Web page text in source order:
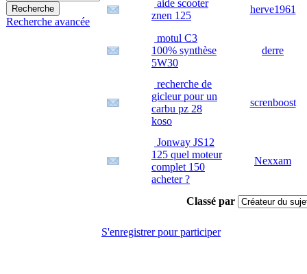
Recherche avancée
aide scooter
znen 125
herve1961
motul C3
100% synthèse
5W30
derre
recherche de
gicleur pour un
carbu pz 28
koso
screnboost
Jonway JS12
125 quel moteur
complet 150
acheter ?
Nexxam
Classé par
S'enregistrer pour participer